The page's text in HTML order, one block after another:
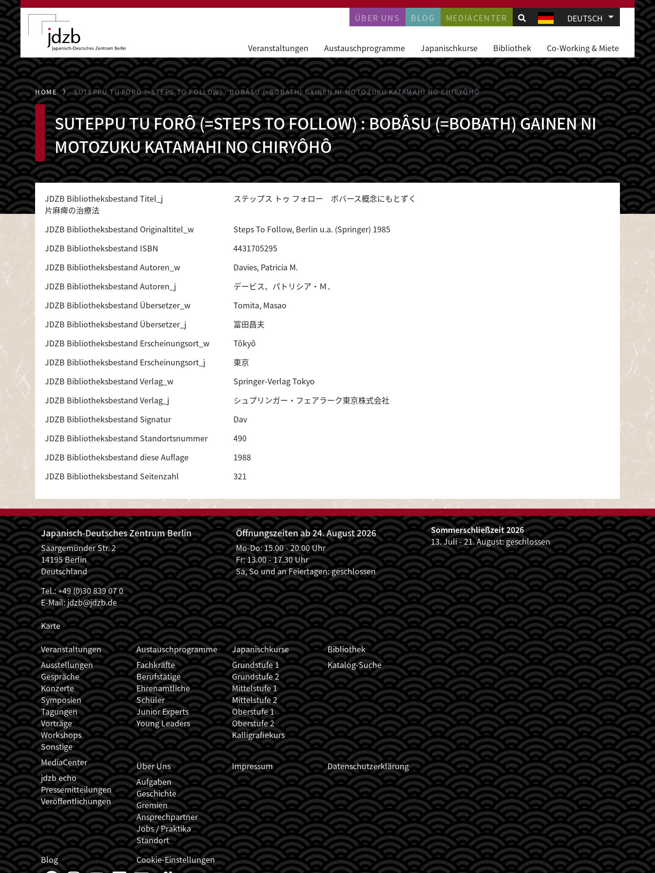
Direkt zum Inhalt
PERMANENTNAVIGATION
ÜBER UNS BLOG MEDIACENTER DEUTSCH Weitere
Veranstaltungen Austauschprogramme Japanischkurse Bibliothek Co-Working & Miete
HOME SUTEPPU TU FORÔ (=STEPS TO FOLLOW) : BOBÂSU (=BOBATH) GAINEN NI MOTOZUKU KATAMAHI NO CHIRYÔHÔ
SUTEPPU TU FORÔ (=STEPS TO FOLLOW) : BOBÂSU (=BOBATH) GAINEN NI
MOTOZUKU KATAMAHI NO CHIRYÔHÔ
JDZB Bibliotheksbestand Titel_j
ステップス トゥ フォロー ボバース概念にもとずく
片麻痺の治療法
JDZB Bibliotheksbestand Originaltitel_w
Steps To Follow, Berlin u.a. (Springer) 1985
JDZB Bibliotheksbestand ISBN
4431705295
JDZB Bibliotheksbestand Autoren_w
Davies, Patricia M.
JDZB Bibliotheksbestand Autoren_j
デービス、パトリシア・Ｍ．
JDZB Bibliotheksbestand Übersetzer_w
Tomita, Masao
JDZB Bibliotheksbestand Übersetzer_j
冨田昌夫
JDZB Bibliotheksbestand Erscheinungsort_w
Tôkyô
JDZB Bibliotheksbestand Erscheinungsort_j
東京
JDZB Bibliotheksbestand Verlag_w
Springer-Verlag Tokyo
JDZB Bibliotheksbestand Verlag_j
シュプリンガー・フェアラーク東京株式会社
JDZB Bibliotheksbestand Signatur
Dav
JDZB Bibliotheksbestand Standortsnummer
490
JDZB Bibliotheksbestand diese Auflage
1988
JDZB Bibliotheksbestand Seitenzahl
321
Japanisch-Deutsches Zentrum Berlin
Saargemünder Str. 2
14195 Berlin
Deutschland
Tel.: +49 (0)30 839 07 0
E-Mail:jdzb@jdzb.de
Karte
Öffnungszeiten ab 24. August 2026
Mo-Do: 15.00 - 20.00 Uhr
Fr: 13.00 - 17.30 Uhr
Sa, So und an Feiertagen: geschlossen
Sommerschließzeit 2026
13. Juli - 21. August: geschlossen
JDZB_FUSSZEILENMENÜ
Veranstaltungen
Ausstellungen
Gespräche
Konzerte
Symposien
Tagungen
Vorträge
Workshops
Sonstige
Austauschprogramme
Fachkräfte
Berufstätige
Ehrenamtliche
Schüler
Junior Experts
Young Leaders
Japanischkurse
Grundstufe 1
Grundstufe 2
Mittelstufe 1
Mittelstufe 2
Oberstufe 1
Oberstufe 2
Kalligrafiekurs
Bibliothek
Katalog-Suche
MediaCenter
jdzb echo
Pressemitteilungen
Veröffentlichungen
Über Uns
Aufgaben
Geschichte
Gremien
Ansprechpartner
Jobs / Praktika
Standort
Impressum Datenschutzerklärung
Blog Cookie-Einstellungen